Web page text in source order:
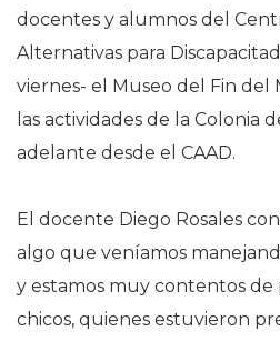
docentes y alumnos del
Alternativas para
viernes- el Museo del Fin del
las actividades de la Colonia
adelante desde el CAAD.
El docente Diego Rosales
algo que veníamos
y estamos muy contentos de
chicos, quienes estuvieron